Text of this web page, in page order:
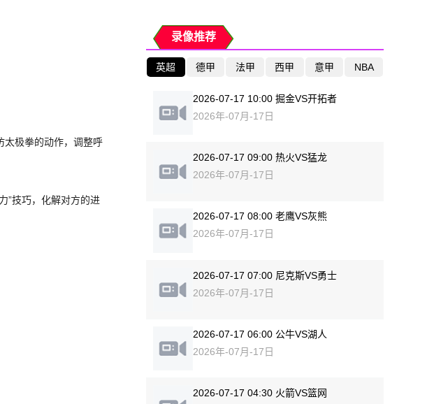
太极拳的动作，调整呼
”技巧，化解对方的进
录像推荐
英超 德甲 法甲 西甲 意甲 NBA
2026-07-17 10:00 掘金VS开拓者
2026年-07月-17日
2026-07-17 09:00 热火VS猛龙
2026年-07月-17日
2026-07-17 08:00 老鹰VS灰熊
2026年-07月-17日
2026-07-17 07:00 尼克斯VS勇士
2026年-07月-17日
2026-07-17 06:00 公牛VS湖人
2026年-07月-17日
2026-07-17 04:30 火箭VS篮网